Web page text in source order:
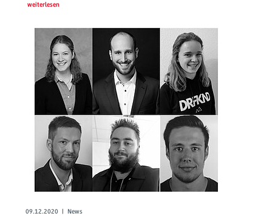
weiterlesen
09.12.2020 | News